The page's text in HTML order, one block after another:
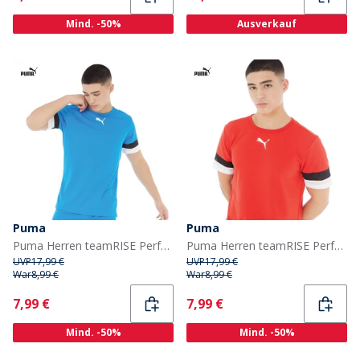
Mind. -50% Ausverkauf
Puma
Puma Herren teamRISE Performance Sporttops Blau
UVP17,99 €
War8,99 €
Current
7,99 €
Mind. -50%
Puma
Puma Herren teamRISE Performance Sporttops Rot
UVP17,99 €
War8,99 €
Current
7,99 €
Mind. -50%